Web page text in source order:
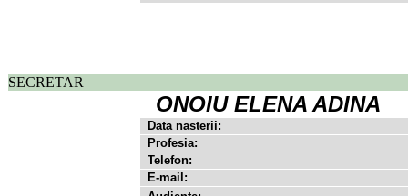
SECRETAR
ONOIU ELENA ADINA
Data nasterii:
Profesia:
Telefon:
E-mail: